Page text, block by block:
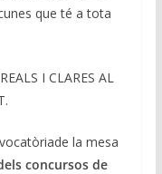
que té a tota
I CLARES AL
la mesa
concursos de